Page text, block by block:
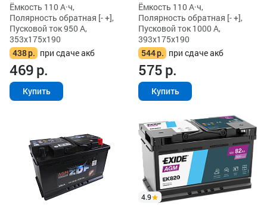
Ёмкость 110 А·ч,
Полярность обратная [- +],
Пусковой ток 950 А,
353x175x190
438р. при сдаче акб
469р.
Купить
Ёмкость 110 А·ч,
Полярность обратная [- +],
Пусковой ток 1000 А,
393x175x190
544р. при сдаче акб
575р.
Купить
4.9